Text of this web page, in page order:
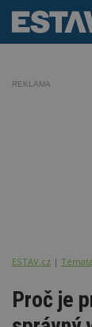
REKLAMA
ESTAV.cz Témata
Proč je